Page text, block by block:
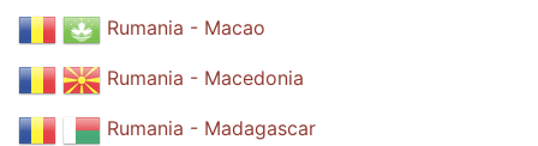
Rumania - Macao
Rumania - Macedonia
Rumania - Madagascar